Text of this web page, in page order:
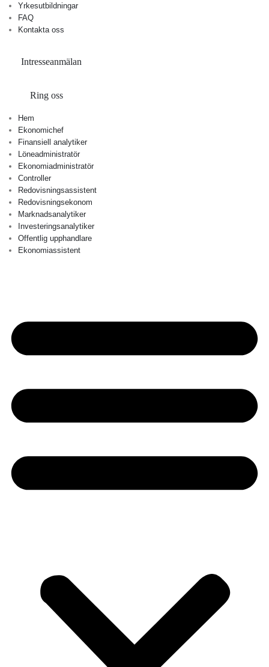
Yrkesutbildningar
FAQ
Kontakta oss
Intresseanmälan
Ring oss
Hem
Ekonomichef
Finansiell analytiker
Löneadministratör
Ekonomiadministratör
Controller
Redovisningsassistent
Redovisningsekonom
Marknadsanalytiker
Investeringsanalytiker
Offentlig upphandlare
Ekonomiassistent